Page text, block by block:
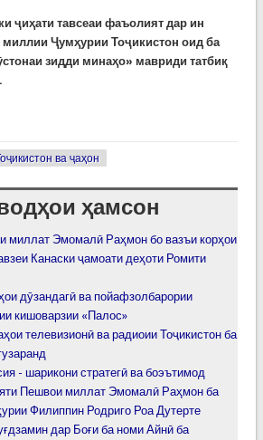
ҷиҳати тавсеаи фаъолият дар ин
миллии Ҷумҳурии Тоҷикистон оид ба
зидди минаҳо» мавриди татбиқ
ва ҷаҳон
ҳамсон
миллат Эмомалӣ Раҳмон бо вазъи корҳои
Канаски ҷамоати деҳоти Ромити
дӯзандагӣ ва пойафзолбарории
кишоварзии «Палос»
телевизионӣ ва радиоии Тоҷикистон ба
- шарикони стратегӣ ва боэътимод
Пешвои миллат Эмомалӣ Раҳмон ба
Филиппин Родриго Роа Дутерте
дар Боғи ба номи Айнӣ ба